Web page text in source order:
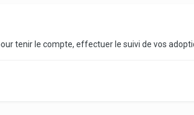
tenir le compte, effectuer le suivi de vos